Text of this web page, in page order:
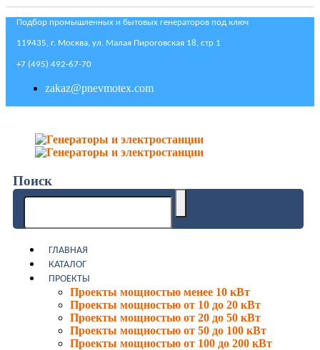
Подбор промышленных и бытовых генераторов под ключ
119435, г. Москва, ул. Малая Пироговская 18, стр 1
+7 (495) 492-67-70
zakaz@pnevmotex.com
Поиск
ГЛАВНАЯ
КАТАЛОГ
ПРОЕКТЫ
Проекты мощностью менее 10 кВт
Проекты мощностью от 10 до 20 кВт
Проекты мощностью от 20 до 50 кВт
Проекты мощностью от 50 до 100 кВт
Проекты мощностью от 100 до 200 кВт